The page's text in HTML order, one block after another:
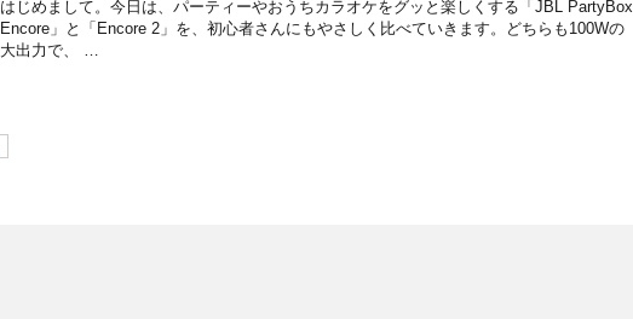
はじめまして。今日は、パーティーやおうちカラオケをグッと楽しくする「JBL PartyBox
Encore」と「Encore 2」を、初心者さんにもやさしく比べていきます。どちらも100Wの
大出力で、 …